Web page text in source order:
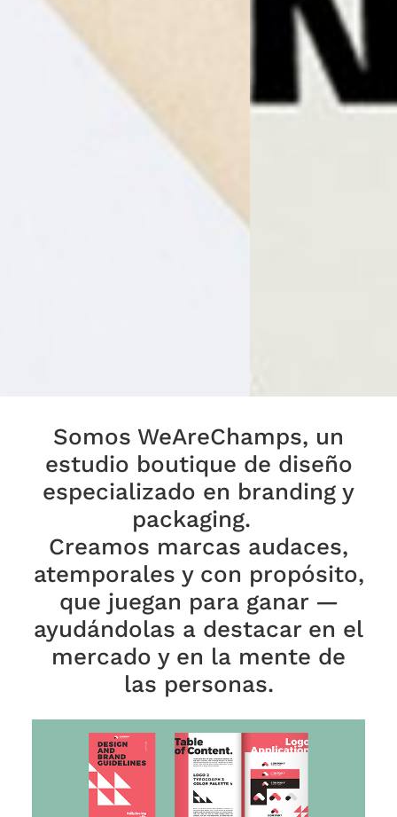
Somos WeAreChamps, un
estudio boutique de diseño
especializado en branding y
packaging.
Creamos marcas audaces,
atemporales y con propósito,
que juegan para ganar —
ayudándolas a destacar en el
mercado y en la mente de
las personas.